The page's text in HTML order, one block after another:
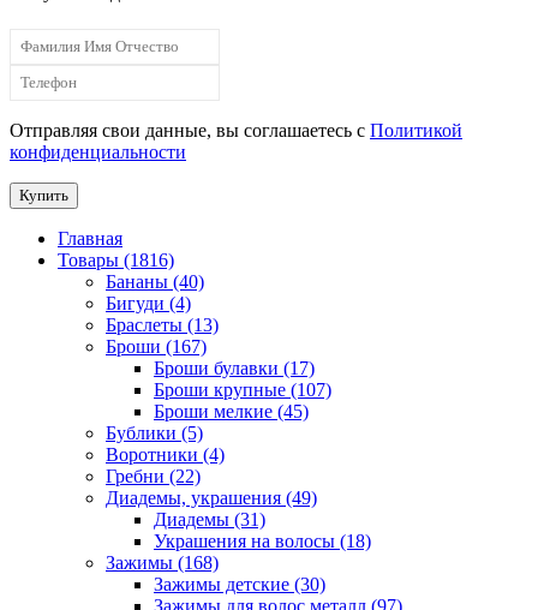
Отправляя свои данные, вы соглашаетесь с Политикой
конфиденциальности
Купить
Главная
Товары (1816)
Бананы (40)
Бигуди (4)
Браслеты (13)
Броши (167)
Броши булавки (17)
Броши крупные (107)
Броши мелкие (45)
Бублики (5)
Воротники (4)
Гребни (22)
Диадемы, украшения (49)
Диадемы (31)
Украшения на волосы (18)
Зажимы (168)
Зажимы детские (30)
Зажимы для волос металл (97)